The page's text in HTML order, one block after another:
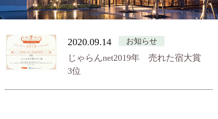
2020.09.14 お知らせ
じゃらんnet2019年 売れた宿大賞
3位